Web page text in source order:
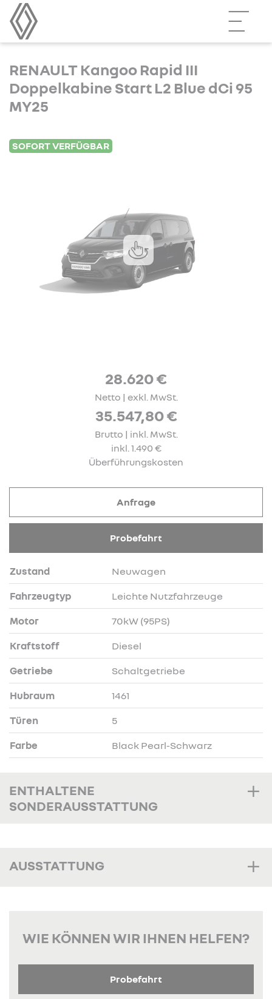
RENAULT Kangoo Rapid III
Doppelkabine Start L2 Blue dCi 95
MY25
SOFORT VERFÜGBAR
28.620 €
Netto | exkl. MwSt.
35.547,80 €
Brutto | inkl. MwSt.
inkl. 1.490 €
Überführungskosten
Zustand Neuwagen
Fahrzeugtyp Leichte Nutzfahrzeuge
Motor 70kW (95PS)
Kraftstoff Diesel
Getriebe Schaltgetriebe
Hubraum 1461
Türen 5
Farbe Black Pearl-Schwarz
Anfrage
Probefahrt
ENTHALTENE
SONDERAUSSTATTUNG
AUSSTATTUNG
WIE KÖNNEN WIR IHNEN HELFEN?
Probefahrt